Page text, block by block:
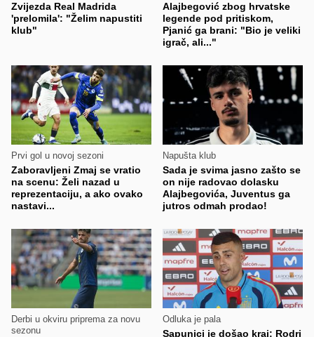
Zvijezda Real Madrida
'prelomila': "Želim napustiti
klub"
Alajbegović zbog hrvatske
legende pod pritiskom,
Pjanić ga brani: "Bio je veliki
igrač, ali..."
Prvi gol u novoj sezoni
Zaboravljeni Zmaj se vratio
na scenu: Želi nazad u
reprezentaciju, a ako ovako
nastavi...
Napušta klub
Sada je svima jasno zašto se
on nije radovao dolasku
Alajbegovića, Juventus ga
jutros odmah prodao!
Derbi u okviru priprema za novu
sezonu
Odluka je pala
Sapunici je došao kraj: Rodri